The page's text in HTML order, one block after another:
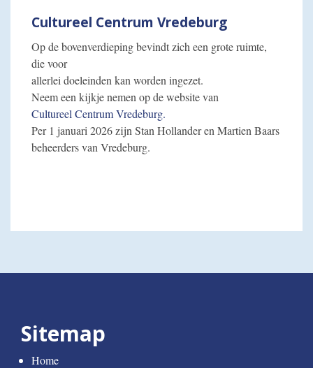
Cultureel Centrum Vredeburg
Op de bovenverdieping bevindt zich een grote ruimte,
die voor
allerlei doeleinden kan worden ingezet.
Neem een kijkje nemen op de website van
Cultureel Centrum Vredeburg.
Per 1 januari 2026 zijn Stan Hollander en Martien Baars
beheerders van Vredeburg.
Sitemap
Home